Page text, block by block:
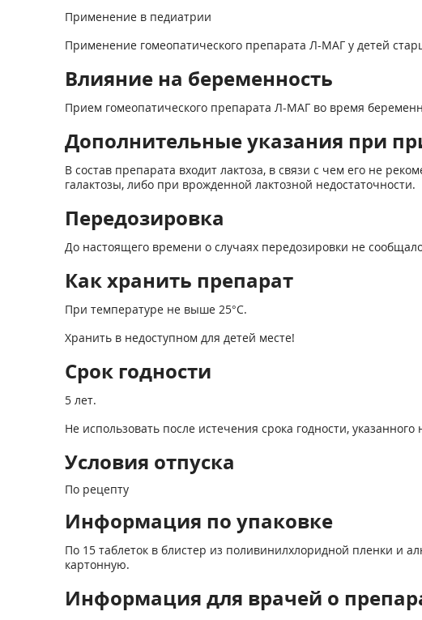
Применение в педиатрии
Применение гомеопатического препарата Л-МАГ у детей
Влияние на беременность
Прием гомеопатического препарата Л-МАГ во время
Дополнительные указания при
В состав препарата входит лактоза, в связи с чем его не
галактозы, либо при врожденной лактозной недостаточности.
Передозировка
До настоящего времени о случаях передозировки не
Как хранить препарат
При температуре не выше 25°С.
Хранить в недоступном для детей месте!
Срок годности
5 лет.
Не использовать после истечения срока годности, указанного
Условия отпуска
По рецепту
Информация по упаковке
По 15 таблеток в блистер из поливинилхлоридной пленки и
картонную.
Информация для врачей о